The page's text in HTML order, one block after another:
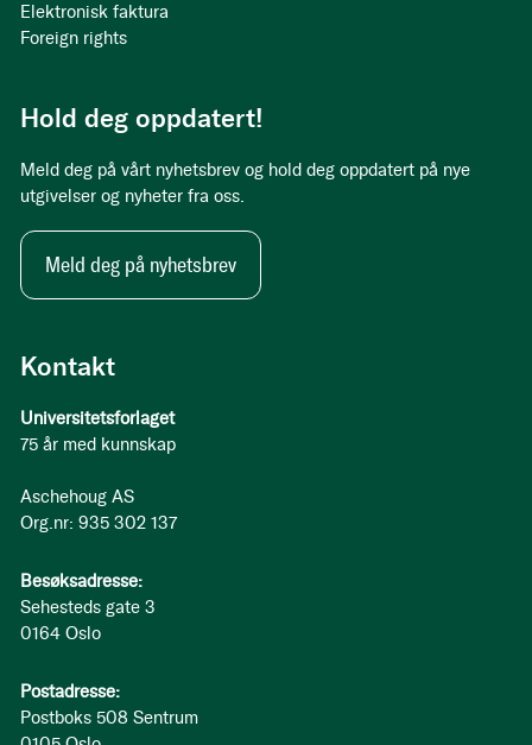
Kontakt
Universitetsforlaget
75 år med kunnskap
Aschehoug AS
Org.nr: 935 302 137
Besøksadresse:
Sehesteds gate 3
0164 Oslo
Postadresse:
Postboks 508 Sentrum
Elektronisk faktura
Foreign rights
Hold deg oppdatert!
Meld deg på vårt nyhetsbrev og hold deg oppdatert på nye
utgivelser og nyheter fra oss.
Meld deg på nyhetsbrev